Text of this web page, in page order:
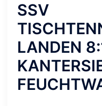
SSV
LANDEN